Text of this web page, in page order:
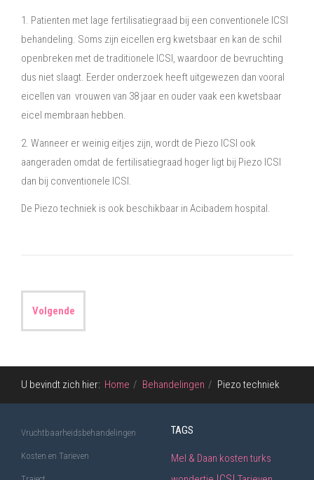
1. Patienten met lage fertilisatiegraad bij een conventionele ICSI
behandeling. Soms zijn eicellen erg kwetsbaar en kan de schil
openbreken met de traditionele ICSI, waardoor de bevruchting
dus niet slaagt. Eerder onderzoek heeft uitgewezen dan vooral
eicellen van vrouwen van 38 jaar en ouder vaak een kwetsbaar
eicel membraan hebben.
2. Wanneer er weinig eitjes zijn, wordt de Piezo ICSI ook
aangeraden omdat de fertilisatiegraad hoger ligt bij Piezo ICSI
dan bij conventionele ICSI.
De Piezo techniek is ook beschikbaar in Acibadem hospital.
Volgende
U bevindt zich hier: Home Behandelingen Piezo techniek
Vruchtbaarheidsbehandelingen
Kosten en Tarieven
TAGS
Mel & Daan kosten turks